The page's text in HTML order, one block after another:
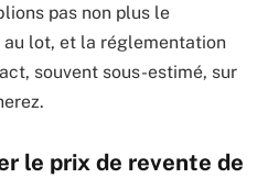
pas non plus le
lot, et la réglementation
souvent sous-estimé, sur
le prix de revente de